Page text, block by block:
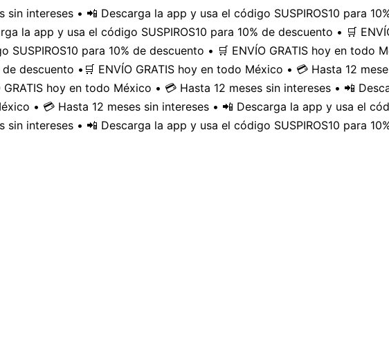
intereses • 📲 Descarga la app y usa el código SUSPIROS10 para
la app y usa el código SUSPIROS10 para 10% de descuento • 🛒
para 10% de descuento • 🛒 ENVÍO GRATIS hoy en todo
descuento • 🛒 ENVÍO GRATIS hoy en todo México • 💳 Hasta 12
hoy en todo México • 💳 Hasta 12 meses sin intereses • 📲
• 💳 Hasta 12 meses sin intereses • 📲 Descarga la app y usa el
intereses • 📲 Descarga la app y usa el código SUSPIROS10 para